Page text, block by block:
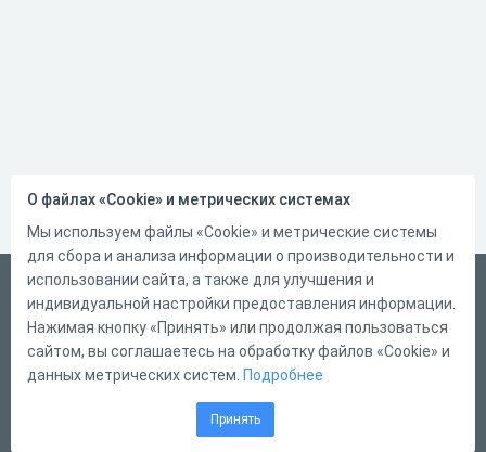
Русский
Справка
Форма обратной связи
О файлах «Cookie» и метрических системах
Мы используем файлы «Cookie» и метрические системы
для сбора и анализа информации о производительности и
использовании сайта, а также для улучшения и
индивидуальной настройки предоставления информации.
Нажимая кнопку «Принять» или продолжая пользоваться
сайтом, вы соглашаетесь на обработку файлов «Cookie» и
данных метрических систем. Подробнее
Принять